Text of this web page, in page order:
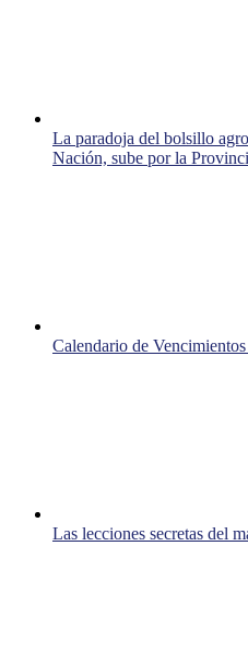
La paradoja del bolsillo
Nación, sube por la
Calendario de
Las lecciones secretas del